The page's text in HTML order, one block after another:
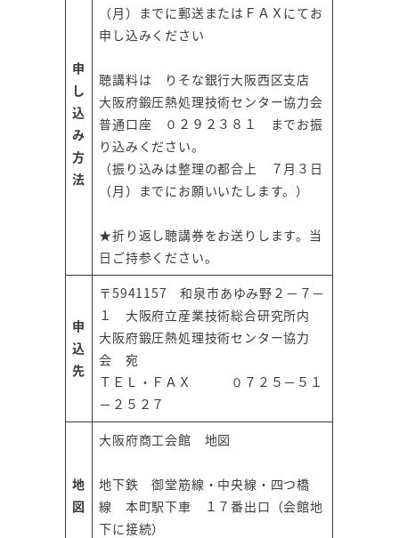
申
し
込
み
方
法
（月）までに郵送またはＦＡＸにてお
申し込みください
聴講料は りそな銀行大阪西区支店
大阪府鍛圧熱処理技術センター協力会
普通口座 ０２９２３８１ までお振
り込みください。
（振り込みは整理の都合上 ７月３日
（月）までにお願いいたします。）
★折り返し聴講券をお送りします。当
日ご持参ください。
申
込
先
〒5941157 和泉市あゆみ野２－７－
１ 大阪府立産業技術総合研究所内
大阪府鍛圧熱処理技術センター協力
会 宛
ＴＥＬ・ＦＡＸ ０７２５－５１
－２５２７
地
図
大阪府商工会館 地図
地下鉄 御堂筋線・中央線・四つ橋
線 本町駅下車 １７番出口（会館地
下に接続）